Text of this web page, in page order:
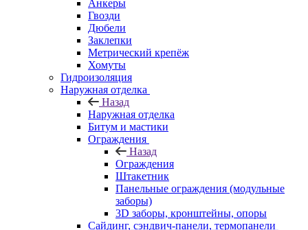
Анкеры
Гвозди
Дюбели
Заклепки
Метрический крепёж
Хомуты
Гидроизоляция
Наружная отделка
Назад
Наружная отделка
Битум и мастики
Ограждения
Назад
Ограждения
Штакетник
Панельные ограждения (модульные
заборы)
3D заборы, кронштейны, опоры
Cайдинг, сэндвич-панели, термопанели